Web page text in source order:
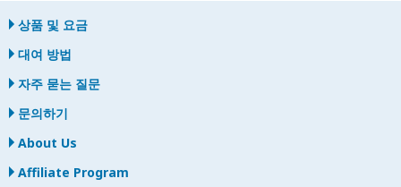
상품 및 요금
대여 방법
자주 묻는 질문
문의하기
About Us
Affiliate Program